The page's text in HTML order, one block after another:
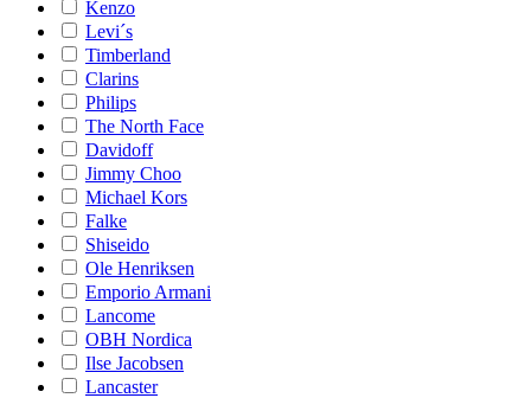
Kenzo
Levi´s
Timberland
Clarins
Philips
The North Face
Davidoff
Jimmy Choo
Michael Kors
Falke
Shiseido
Ole Henriksen
Emporio Armani
Lancome
OBH Nordica
Ilse Jacobsen
Lancaster